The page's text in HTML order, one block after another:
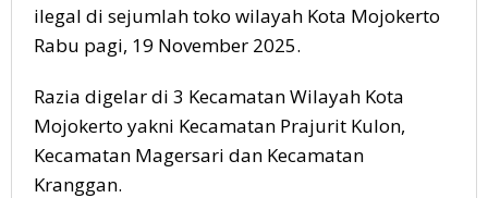
ilegal di sejumlah toko wilayah Kota Mojokerto
Rabu pagi, 19 November 2025.
Razia digelar di 3 Kecamatan Wilayah Kota
Mojokerto yakni Kecamatan Prajurit Kulon,
Kecamatan Magersari dan Kecamatan
Kranggan.